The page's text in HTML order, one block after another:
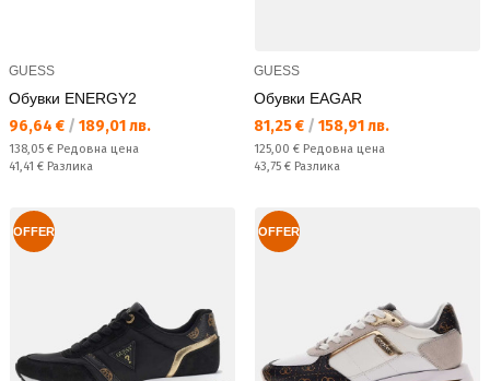
GUESS
Обувки ENERGY2
Текуща цена:
96,64 € / 189,01 лв.
Редовна цена:
138,05 € Редовна цена
Спестявате:
41,41 € Разлика
GUESS
Обувки EAGAR
Текуща цена:
81,25 € / 158,91 лв.
Редовна цена:
125,00 € Редовна цена
Спестявате:
43,75 € Разлика
OFFER OFFER